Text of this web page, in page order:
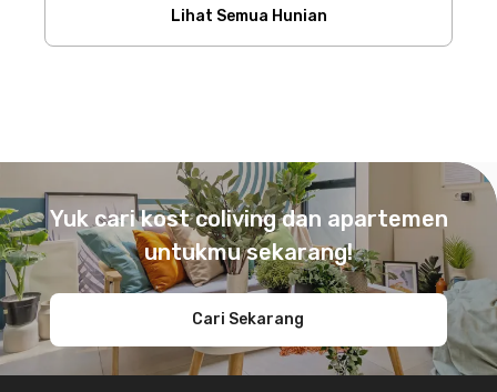
Lihat Semua Hunian
Yuk cari kost coliving dan apartemen
untukmu sekarang!
Cari Sekarang